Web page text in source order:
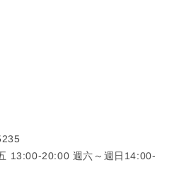
13:00-20:00 週六～週日14:00-